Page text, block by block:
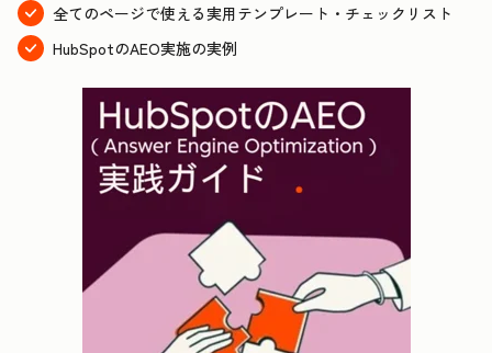
全てのページで使える実用テンプレート・チェックリスト
HubSpotのAEO実施の実例